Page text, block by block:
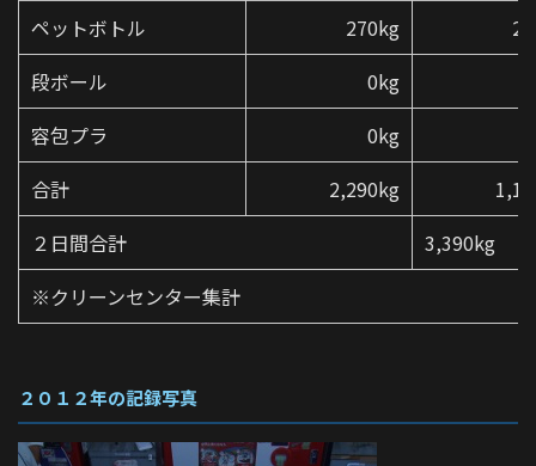
ペットボトル
270kg
段ボール
0kg
容包プラ
0kg
合計
2,290kg
２日間合計
3,390kg
※クリーンセンター集計
２０１２年の記録写真